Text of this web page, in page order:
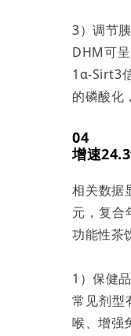
3）调节
DHM可
1α-Sirt3
的磷酸化
04
增速
相关数据
元，复合
功能性茶
1）保健
常见剂型
喉、增强